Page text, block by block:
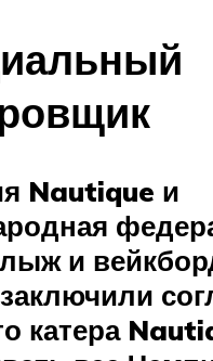
Nautique и
и
катера